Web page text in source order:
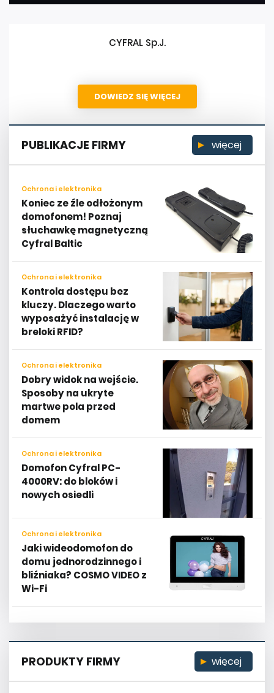
CYFRAL Sp.J.
DOWIEDZ SIĘ WIĘCEJ
PUBLIKACJE FIRMY więcej
Ochrona i elektronika
Koniec ze źle odłożonym
domofonem! Poznaj
słuchawkę magnetyczną
Cyfral Baltic
Ochrona i elektronika
Kontrola dostępu bez
kluczy. Dlaczego warto
wyposażyć instalację w
breloki RFID?
Ochrona i elektronika
Dobry widok na wejście.
Sposoby na ukryte
martwe pola przed
domem
Ochrona i elektronika
Domofon Cyfral PC-
4000RV: do bloków i
nowych osiedli
Ochrona i elektronika
Jaki wideodomofon do
domu jednorodzinnego i
bliźniaka? COSMO VIDEO z
Wi-Fi
PRODUKTY FIRMY więcej